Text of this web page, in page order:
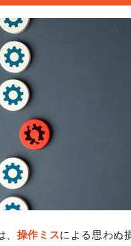
操作ミスによる思わぬ